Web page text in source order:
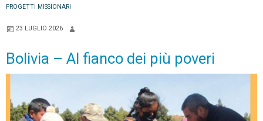
PROGETTI MISSIONARI
23 LUGLIO 2026
Bolivia – Al fianco dei più poveri